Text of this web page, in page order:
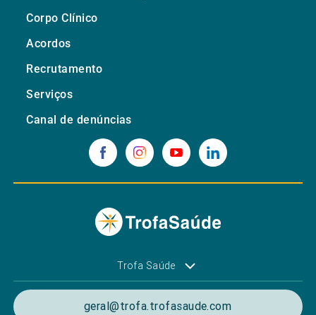
Corpo Clínico
Acordos
Recrutamento
Serviços
Canal de denúncias
Trofa Saúde
geral@trofa.trofasaude.com